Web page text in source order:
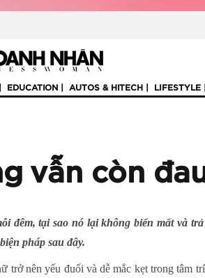
EDUCATION AUTOS & HITECH LIFESTYLE
vẫn còn
đêm, tại sao nó lại không biến mất và
pháp sau đây.
trở nên yếu đuối và dễ mắc kẹt trong tâm